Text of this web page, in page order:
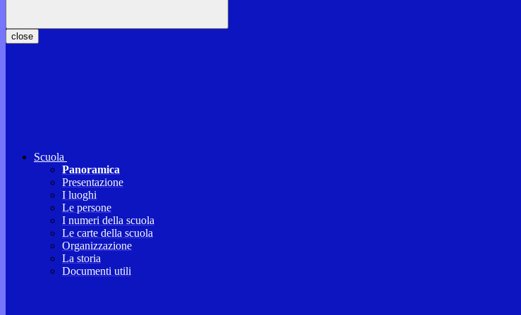
close
Scuola
Panoramica
Presentazione
I luoghi
Le persone
I numeri della scuola
Le carte della scuola
Organizzazione
La storia
Documenti utili